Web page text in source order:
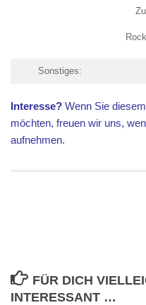
Sonstiges:
Interesse? Wenn Sie
möchten, freuen wir uns,
aufnehmen.
FÜR DICH
INTERESSANT …